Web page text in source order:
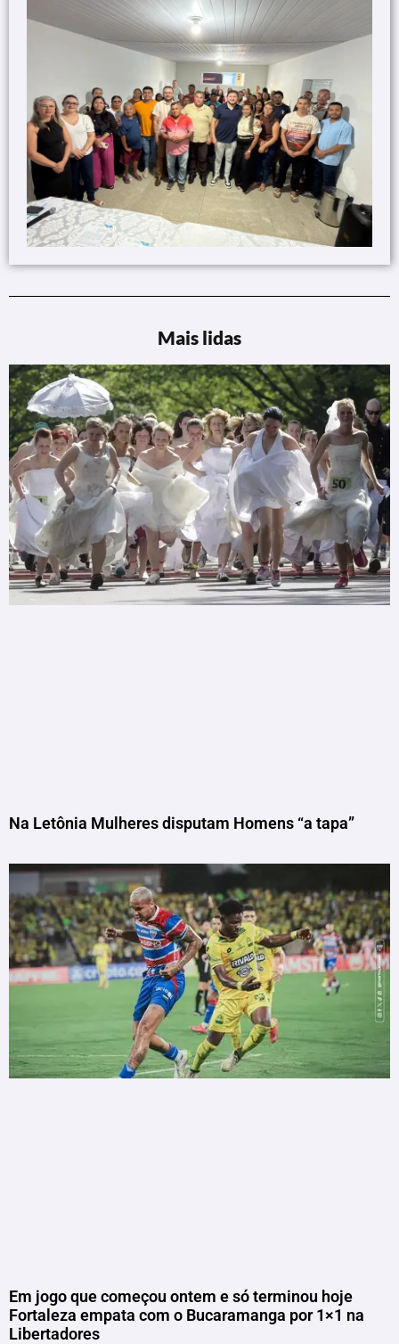
Mais lidas
Na Letônia Mulheres disputam Homens “a tapa”
Em jogo que começou ontem e só terminou hoje
Fortaleza empata com o Bucaramanga por 1×1 na
Libertadores